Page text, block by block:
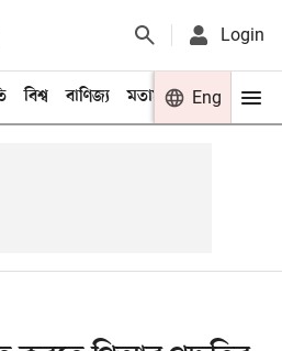
Login
বিশ্ব বাণিজ্য মতামত খেলা
Eng